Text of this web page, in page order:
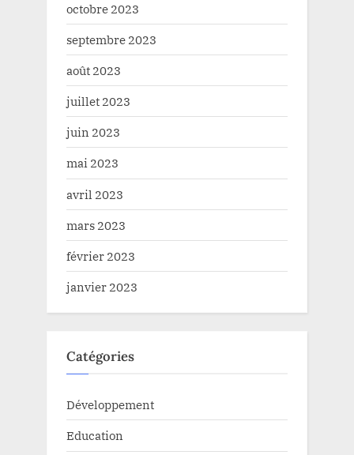
octobre 2023
septembre 2023
août 2023
juillet 2023
juin 2023
mai 2023
avril 2023
mars 2023
février 2023
janvier 2023
Catégories
Développement
Education